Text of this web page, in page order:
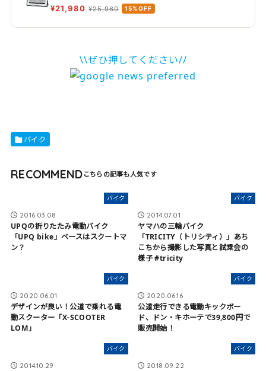
ボット 天気ステーション 遠隔確認 スマートホーム
トデイリーステーション 1点)
¥21,980 ¥25,960 15%OFF
\\ぜひ押してください//
バイク
RECOMMEND
バイク
2016.03.08
UPQの折りたたみ電動バイク
「UPQ bike」ベースはスクートマ
ン？
バイク
2014.07.01
ヤマハの三輪バイク
「TRICITY（トリシティ）」あち
こちから撮影した写真と試乗会の
様子 #tricity
バイク
2020.06.01
デザインが良い！公道で乗れる電
動スクーター「X-SCOOTER
LOM」
バイク
2020.06.16
公道走行できる電動キックボー
ド、ドン・キホーテで39,800円で
販売開始！
バイク
2014.10.29
バイク
2018.09.22